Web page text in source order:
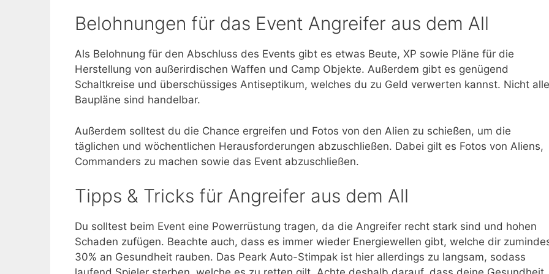
Belohnungen für das Event Angreifer aus dem All
Als Belohnung für den Abschluss des Events gibt es etwas Beute, XP sowie Pläne für die
Herstellung von außerirdischen Waffen und Camp Objekte. Außerdem gibt es genügend
Schaltkreise und überschüssiges Antiseptikum, welches du zu Geld verwerten kannst. Nicht alle
Baupläne sind handelbar.
Außerdem solltest du die Chance ergreifen und Fotos von den Alien zu schießen, um die
täglichen und wöchentlichen Herausforderungen abzuschließen. Dabei gilt es Fotos von Aliens,
Commanders zu machen sowie das Event abzuschließen.
Tipps & Tricks für Angreifer aus dem All
Du solltest beim Event eine Powerrüstung tragen, da die Angreifer recht stark sind und hohen
Schaden zufügen. Beachte auch, dass es immer wieder Energiewellen gibt, welche dir
30% an Gesundheit rauben. Das Peark Auto-Stimpak ist hier allerdings zu langsam, sodass